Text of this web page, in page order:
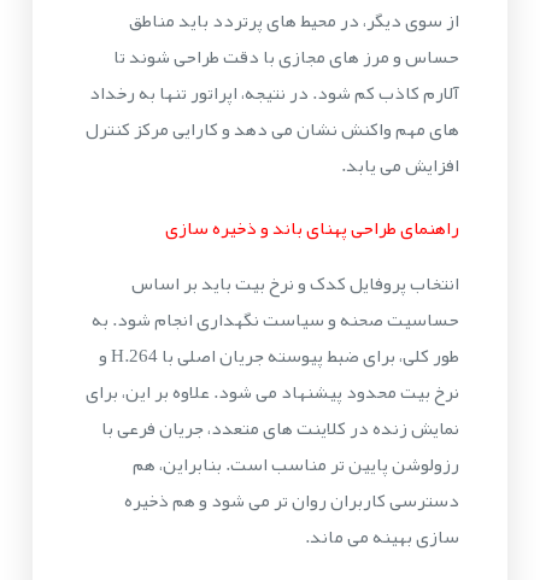
از سوی دیگر، در محیط های پرتردد باید مناطق
حساس و مرز های مجازی با دقت طراحی شوند تا
آلارم کاذب کم شود. در نتیجه، اپراتور تنها به رخداد
های مهم واکنش نشان می دهد و کارایی مرکز کنترل
افزایش می یابد.
راهنمای طراحی پهنای باند و ذخیره سازی
انتخاب پروفایل کدک و نرخ بیت باید بر اساس
حساسیت صحنه و سیاست نگهداری انجام شود. به
طور کلی، برای ضبط پیوسته جریان اصلی با H.264 و
نرخ بیت محدود پیشنهاد می شود. علاوه بر این، برای
نمایش زنده در کلاینت های متعدد، جریان فرعی با
رزولوشن پایین تر مناسب است. بنابراین، هم
دسترسی کاربران روان تر می شود و هم ذخیره
سازی بهینه می ماند.